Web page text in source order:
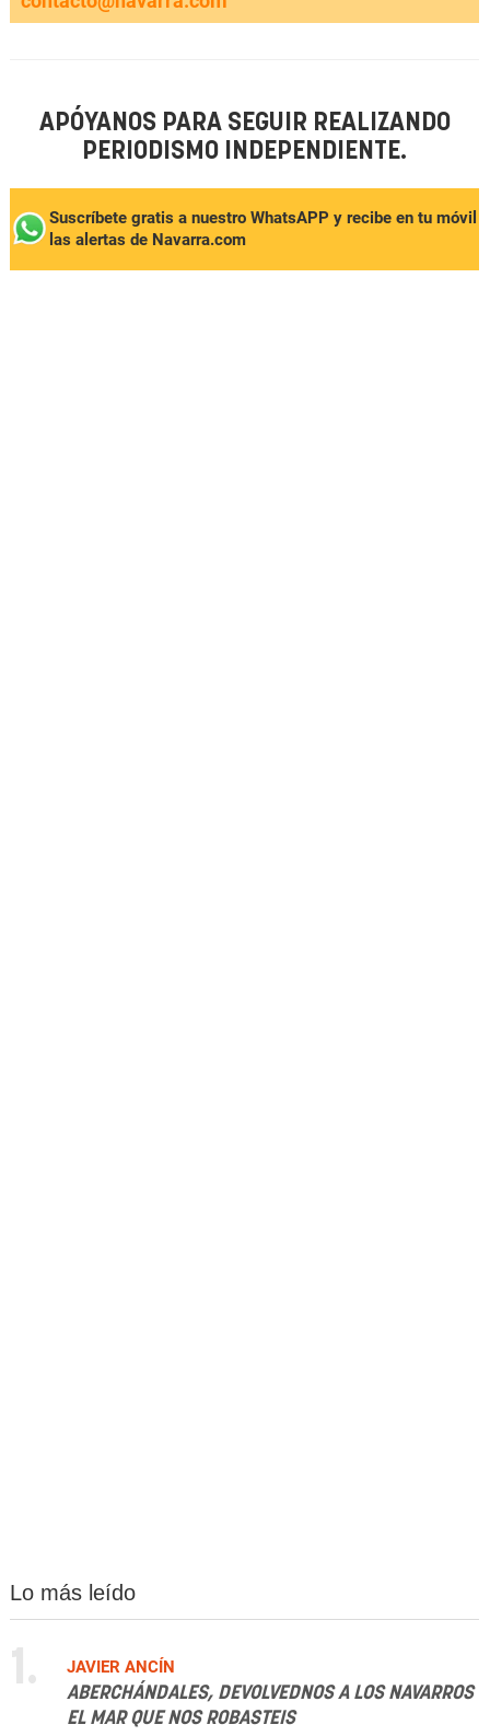
APÓYANOS PARA SEGUIR REALIZANDO
PERIODISMO INDEPENDIENTE.
Suscríbete gratis a nuestro WhatsAPP y recibe en tu móvil
las alertas de Navarra.com
Lo más leído
1.
JAVIER ANCÍN
ABERCHÁNDALES, DEVOLVEDNOS A LOS NAVARROS
EL MAR QUE NOS ROBASTEIS